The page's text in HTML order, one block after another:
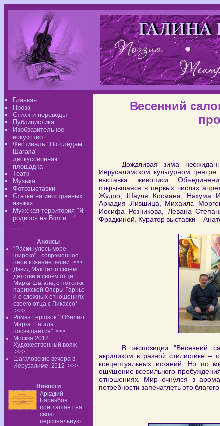
Главная
Проза
Стихи и переводы
Публицистика
Изобразительное
искусство
Фестиваль "По следам
Шагала" -
дискуссионная
площадка
Театр
Музыка
Фотовыставки
Статьи на иностранных
языках
Мужская территория "Я
родился на Волге ..."
Анонсы:
Анонсы
"Раскинулось море
широко" - современное
переложение песни >>>
Дэвид МакНил о своём
детстве и своём отце
Марке Шагале, о потолке
парижской Оперы Гарнье
и о сложных отношениях
своего отца с Пикассо*
>>>
Роман Гершзон "Юбилею
Марка Шагала
посвящается" >>>
Москва 2012.
Художественный вояж
>>>
Шагаловские вечера в
Иерусалиме. 2012 >>>
Новости
Аркадий
Барнабов
приглашает на
свою
персональную...
Весенний
Дождливая зима
Иерусалимском культурном
выставка живописи
открывшаяся в первых числах
Жудро, Шауля Космана, Нахума
Аркадия Лившица, Михаила
Иосифа Резникова, Левана
Фрадкиной. Куратор выставки –
В экспозиции "Весенний
акриликом в разной стилистике –
концептуальных исканий. Но по
ощущение всесильного
отношениях. Мир очнулся в
потребности запечатлеть это